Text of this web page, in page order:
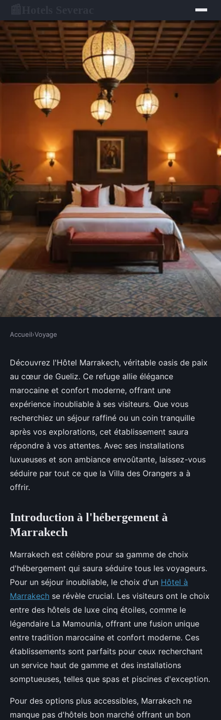
VOYAGE
Hôtel marrakech : le refuge chic
et relaxant à gueliz
Alexandre•12 mars 2025•4 min de lecture
Accueil›Voyage
Découvrez l'Hôtel Marrakech, véritable oasis de paix
au cœur de Gueliz. Ce refuge allie élégance
marocaine et confort moderne, offrant une
expérience inoubliable à ses visiteurs. Que vous
recherchiez un séjour raffiné ou un coin tranquille
après vos explorations, cet établissement saura
répondre à vos attentes. Avec ses installations
luxueuses et son ambiance envoûtante, laissez-vous
séduire par tout ce que la Villa des Orangers a à
offrir.
Introduction à l'hébergement à
Marrakech
Marrakech est célèbre pour sa gamme de choix
d'hébergement qui saura séduire tous les voyageurs.
Pour un séjour inoubliable, le choix d'un Hôtel à
Marrakech se révèle crucial. Les visiteurs ont le choix
entre des hôtels de luxe cinq étoiles, comme le
légendaire La Mamounia, offrant une fusion unique
entre tradition marocaine et confort moderne. Ces
établissements sont parfaits pour ceux recherchant
un service haut de gamme et des installations
somptueuses, telles que spas et piscines d'exception.
Pour des options plus accessibles, Marrakech ne
manque pas d'hôtels bon marché offrant un bon